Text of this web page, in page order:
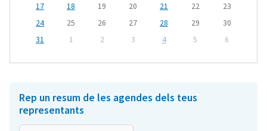
17
18 19 20 21 22
23
24
25 26 27 28 29
30
31
1 2 3 4 5 6
Rep un resum de les agendes dels teus
representants